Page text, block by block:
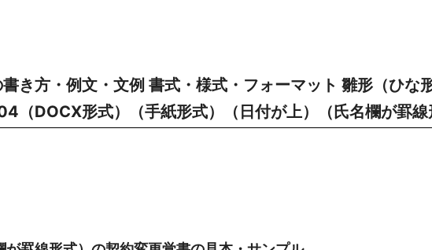
き方・例文・文例 書式・様式・フォーマット 雛形（ひな
（DOCX形式）（手紙形式）（日付が上）（氏名欄が罫線